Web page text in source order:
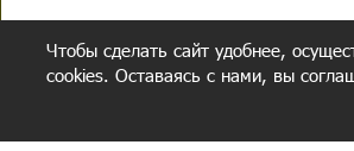
Чтобы сделать сайт удобнее,
cookies. Оставаясь с нами, вы